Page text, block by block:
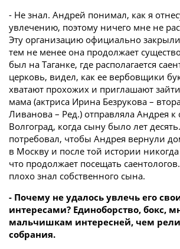
- Не знал. Андрей понимал, как я
увлечению, поэтому ничего мне не
Эту организацию официально
тем не менее она продолжает
был на Таганке, где располагается
церковь, видел, как ее вербовщики
хватают прохожих и приглашают
мама (актриса Ирина Безрукова –
Ливанова – Ред.) отправляла Андрея к
Волгоград, когда сыну было лет
потребовал, чтобы Андрея вернули
в Москву и после той истории
что продолжает посещать
плохо знал собственного сына.
- Почему не удалось увлечь его
интересами? Единоборство, бокс,
мальчишкам интересней, чем
собрания.